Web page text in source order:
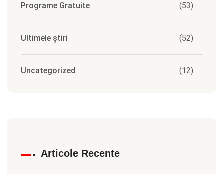
Programe Gratuite (53)
Ultimele știri (52)
Uncategorized (12)
Articole Recente